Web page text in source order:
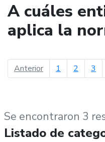
A cuáles
aplica la
Anteriorpágina anterior
1 2 3
Se encontraron 3
Listado de